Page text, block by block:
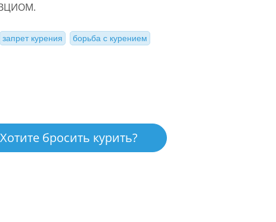
ВЦИОМ.
запрет курения борьба с курением
Хотите бросить курить?